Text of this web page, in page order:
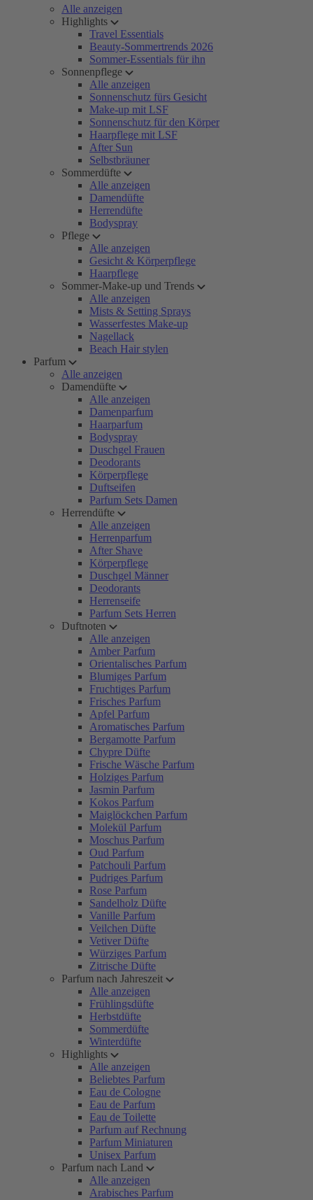
Alle anzeigen
Highlights
Travel Essentials
Beauty-Sommertrends 2026
Sommer-Essentials für ihn
Sonnenpflege
Alle anzeigen
Sonnenschutz fürs Gesicht
Make-up mit LSF
Sonnenschutz für den Körper
Haarpflege mit LSF
After Sun
Selbstbräuner
Sommerdüfte
Alle anzeigen
Damendüfte
Herrendüfte
Bodyspray
Pflege
Alle anzeigen
Gesicht & Körperpflege
Haarpflege
Sommer-Make-up und Trends
Alle anzeigen
Mists & Setting Sprays
Wasserfestes Make-up
Nagellack
Beach Hair stylen
Parfum
Alle anzeigen
Damendüfte
Alle anzeigen
Damenparfum
Haarparfum
Bodyspray
Duschgel Frauen
Deodorants
Körperpflege
Duftseifen
Parfum Sets Damen
Herrendüfte
Alle anzeigen
Herrenparfum
After Shave
Körperpflege
Duschgel Männer
Deodorants
Herrenseife
Parfum Sets Herren
Duftnoten
Alle anzeigen
Amber Parfum
Orientalisches Parfum
Blumiges Parfum
Fruchtiges Parfum
Frisches Parfum
Apfel Parfum
Aromatisches Parfum
Bergamotte Parfum
Chypre Düfte
Frische Wäsche Parfum
Holziges Parfum
Jasmin Parfum
Kokos Parfum
Maiglöckchen Parfum
Molekül Parfum
Moschus Parfum
Oud Parfum
Patchouli Parfum
Pudriges Parfum
Rose Parfum
Sandelholz Düfte
Vanille Parfum
Veilchen Düfte
Vetiver Düfte
Würziges Parfum
Zitrische Düfte
Parfum nach Jahreszeit
Alle anzeigen
Frühlingsdüfte
Herbstdüfte
Sommerdüfte
Winterdüfte
Highlights
Alle anzeigen
Beliebtes Parfum
Eau de Cologne
Eau de Parfum
Eau de Toilette
Parfum auf Rechnung
Parfum Miniaturen
Unisex Parfum
Parfum nach Land
Alle anzeigen
Arabisches Parfum